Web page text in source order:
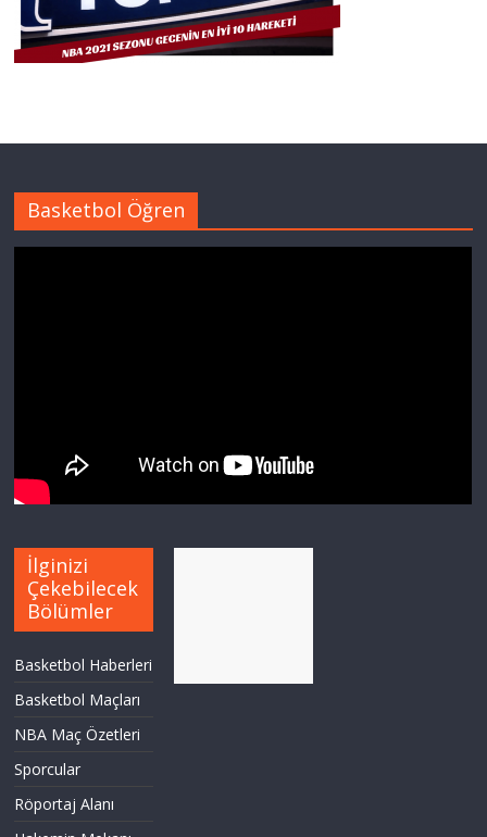
Basketbol Öğren
İlginizi
Çekebilecek
Bölümler
Basketbol Haberleri
Basketbol Maçları
NBA Maç Özetleri
Sporcular
Röportaj Alanı